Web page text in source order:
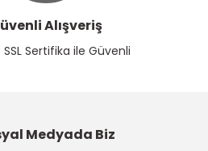
Alışveriş
SSL Sertifika ile Güvenli
Medyada Biz